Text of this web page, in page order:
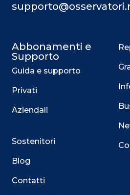
Abbonamenti e
Supporto
Guida e supporto
Privati
Aziendali
Sostenitori
Blog
Contatti